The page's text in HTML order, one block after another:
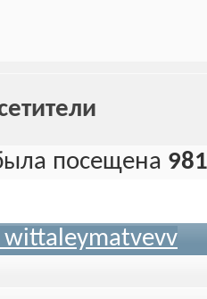
посещена 981
wittaleymatvevv